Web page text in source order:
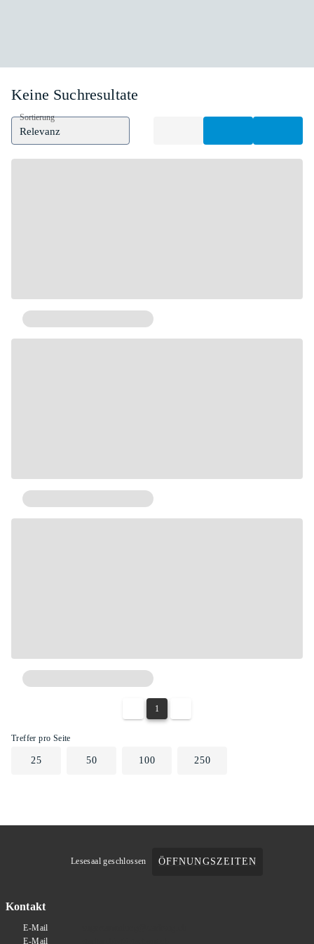
Keine Suchresultate
Sortierung
Relevanz
1
Treffer pro Seite
25 50 100 250
Lesesaal geschlossen ÖFFNUNGSZEITEN
Kontakt
E-Mail
E-Mail